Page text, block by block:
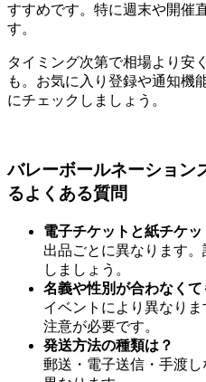
すすめです。特に週末や開催
す。
タイミング次第で相場より安
も。お気に入り登録や通知機
にチェックしましょう。
バレーボールネーション
るよくある質問
電子チケットと紙チケッ
出品ごとに異なります
しましょう。
名義や性別が合わなく
イベントにより異なり
注意が必要です。
発送方法の種類は？
郵送・電子送信・手渡